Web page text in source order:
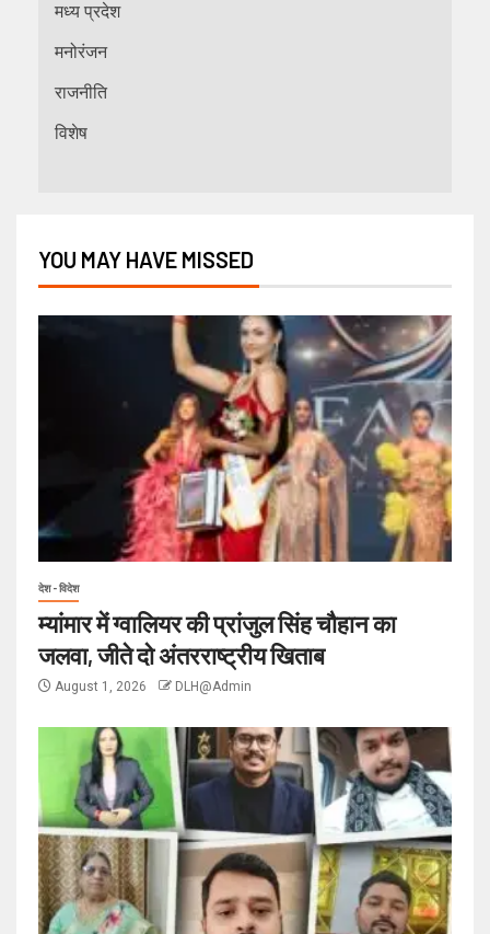
मध्य प्रदेश
मनोरंजन
राजनीति
विशेष
YOU MAY HAVE MISSED
देश - विदेश
म्यांमार में ग्वालियर की प्रांजुल सिंह चौहान का
जलवा, जीते दो अंतरराष्ट्रीय खिताब
August 1, 2026 DLH@Admin